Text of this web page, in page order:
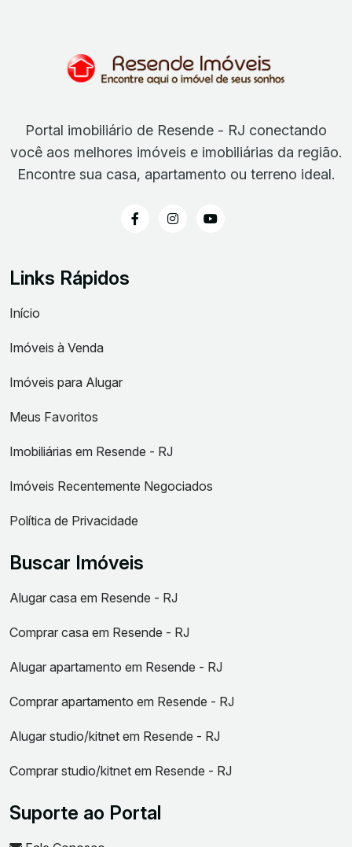
Portal imobiliário de Resende - RJ conectando
você aos melhores imóveis e imobiliárias da região.
Encontre sua casa, apartamento ou terreno ideal.
Links Rápidos
Início
Imóveis à Venda
Imóveis para Alugar
Meus Favoritos
Imobiliárias em Resende - RJ
Imóveis Recentemente Negociados
Política de Privacidade
Buscar Imóveis
Alugar casa em Resende - RJ
Comprar casa em Resende - RJ
Alugar apartamento em Resende - RJ
Comprar apartamento em Resende - RJ
Alugar studio/kitnet em Resende - RJ
Comprar studio/kitnet em Resende - RJ
Suporte ao Portal